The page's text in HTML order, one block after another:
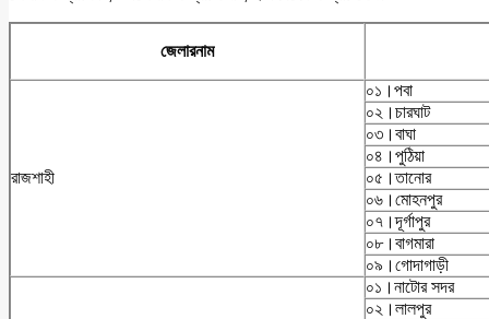
জেলারনাম
রাজশাহী
০১।পবা
০২।চারঘাট
০৩।বাঘা
০৪।পুঠিয়া
০৫।তানোর
০৬।মোহনপুর
০৭।দূর্গাপুর
০৮।বাগমারা
০৯।গোদাগাড়ী
০১।নাটোর সদর
০২।লালপুর